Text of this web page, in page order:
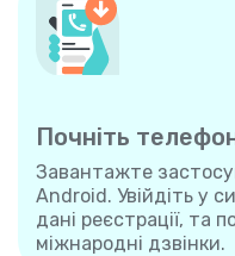
Почніть
Завантажте
Android. Увійдіть у
дані реєстрації, та
міжнародні дзвінки.